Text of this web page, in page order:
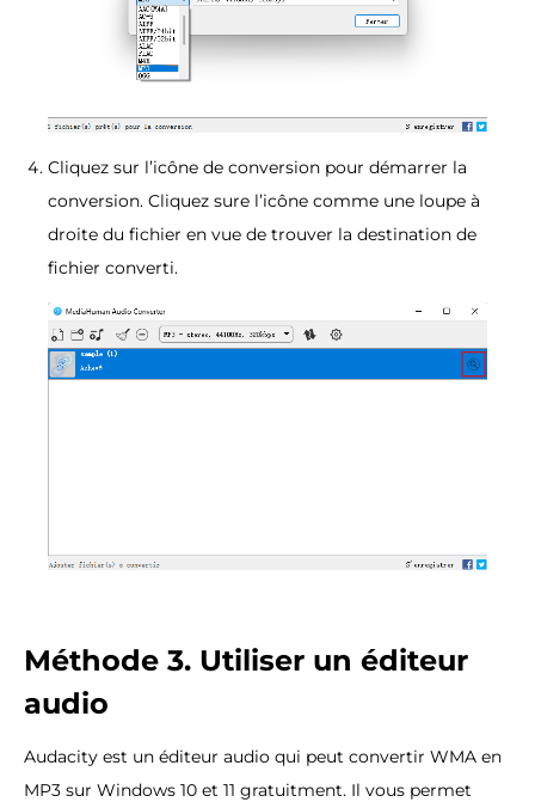
Cliquez sur l’icône de conversion pour démarrer la
conversion. Cliquez sure l’icône comme une loupe à
droite du fichier en vue de trouver la destination de
fichier converti.
Méthode 3. Utiliser un éditeur
audio
Audacity est un éditeur audio qui peut convertir WMA en
MP3 sur Windows 10 et 11 gratuitment. Il vous permet